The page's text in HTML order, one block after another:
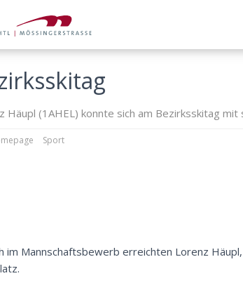
Häupl (1AHEL) konnte sich am Bezirksskitag
Sport
im Mannschaftsbewerb erreichten Lorenz